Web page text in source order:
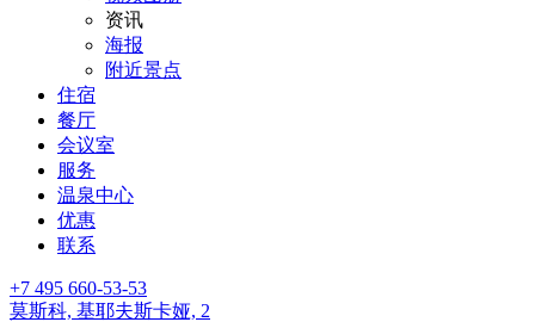
资讯
海报
附近景点
住宿
餐厅
会议室
服务
温泉中心
优惠
联系
+7 495 660-53-53
莫斯科, 基耶夫斯卡娅, 2